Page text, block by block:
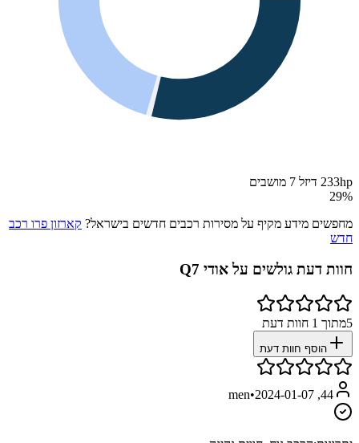
233hp דיזל 7 מושבים
29%
מחפשים מידע מקיף על מסירות רכבים חדשים בישראל? קארזון פרו רכב
חדש
חוות דעת גולשים על אודי Q7
5מתוך 1 חוות דעת
הוסף חוות דעת
44, men
•2024-01-07